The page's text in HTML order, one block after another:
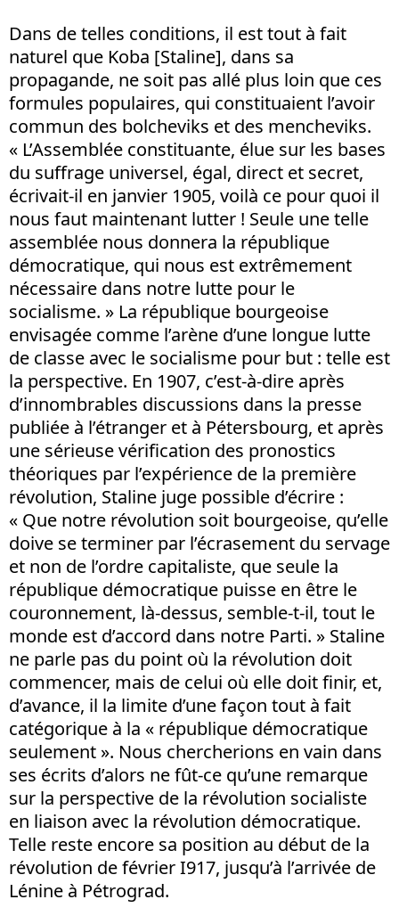
Dans de telles conditions, il est tout à fait
naturel que Koba [Staline], dans sa
propagande, ne soit pas allé plus loin que ces
formules populaires, qui constituaient l’avoir
commun des bolcheviks et des mencheviks.
« L’Assemblée constituante, élue sur les bases
du suffrage universel, égal, direct et secret,
écrivait-il en janvier 1905, voilà ce pour quoi il
nous faut maintenant lutter ! Seule une telle
assemblée nous donnera la république
démocratique, qui nous est extrêmement
nécessaire dans notre lutte pour le
socialisme. » La république bourgeoise
envisagée comme l’arène d’une longue lutte
de classe avec le socialisme pour but : telle est
la perspective. En 1907, c’est-à-dire après
d’innombrables discussions dans la presse
publiée à l’étranger et à Pétersbourg, et après
une sérieuse vérification des pronostics
théoriques par l’expérience de la première
révolution, Staline juge possible d’écrire :
« Que notre révolution soit bourgeoise, qu’elle
doive se terminer par l’écrasement du servage
et non de l’ordre capitaliste, que seule la
république démocratique puisse en être le
couronnement, là-dessus, semble-t-il, tout le
monde est d’accord dans notre Parti. » Staline
ne parle pas du point où la révolution doit
commencer, mais de celui où elle doit finir, et,
d’avance, il la limite d’une façon tout à fait
catégorique à la « république démocratique
seulement ». Nous chercherions en vain dans
ses écrits d’alors ne fût-ce qu’une remarque
sur la perspective de la révolution socialiste
en liaison avec la révolution démocratique.
Telle reste encore sa position au début de la
révolution de février I917, jusqu’à l’arrivée de
Lénine à Pétrograd.